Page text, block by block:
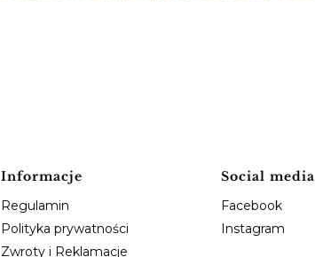
Informacje
Regulamin
Polityka prywatności
Zwroty i Reklamacje
Social media
Facebook
Instagram